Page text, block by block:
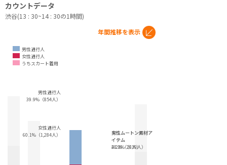
カウントデータ
渋谷(13 : 30~14 : 30の1時間)
男性通行人
女性通行人
うちスカート着用
年間推移を表示
男性通行人
39.9%（854人）
女性通行人
60.1%（1,284人）
女性ムートン素材ア
イテム
48.2%（619人）
男性ムートン素材ア
イテム
2.2%（28人）